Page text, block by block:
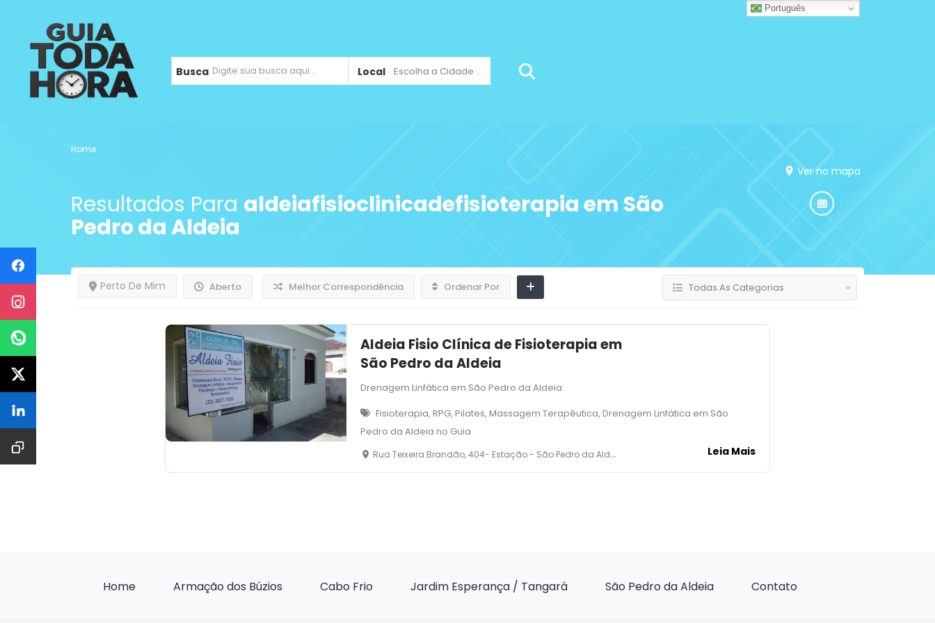
Busca Local Escolha a Cidade ...
Home
Ver no mapa
Resultados Para aldeiafisioclinicadefisioterapia em São
Pedro da Aldeia
Aberto
Perto De Mim Melhor Correspondência Ordenar Por Todas As Categorias
Aldeia Fisio Clínica de Fisioterapia em
São Pedro da Aldeia
Drenagem Linfática em São Pedro da Aldeia
Fisioterapia, RPG, Pilates, Massagem Terapêutica, Drenagem Linfática em São
Pedro da Aldeia no Guia
Rua Teixeira Brandão, 404- Estação - São Pedro da Aldeia - RJ Leia Mais
Home Armação dos Búzios Cabo Frio Jardim Esperança / Tangará São Pedro da Aldeia Contato
Português